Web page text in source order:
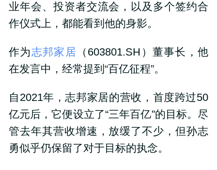
业年会、投资者交流会，以及多个签约合
作仪式上，都能看到他的身影。
作为志邦家居 （603801.SH）董事长，他
在发言中，经常提到“百亿征程”。
自2021年，志邦家居的营收，首度跨过50
亿元后，它便设立了“三年百亿”的目标。尽
管去年其营收增速，放缓了不少，但孙志
勇似乎仍保留了对于目标的执念。